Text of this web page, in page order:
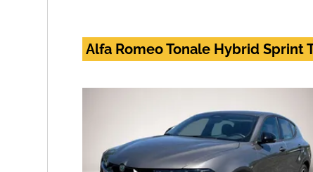
Alfa Romeo Tonale Hybrid Sprint